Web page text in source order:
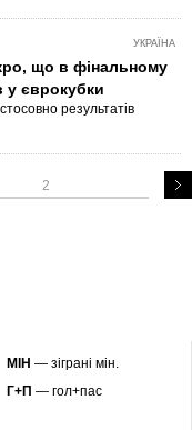
УКРАЇНА
що в фінальному
у єврокубки
результатів
2
МІН — зіграні мін.
Г+П — гол+пас